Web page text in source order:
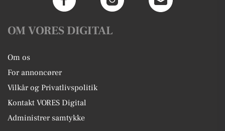
OM VORES DIGITAL
Om os
For annoncører
Vilkår og Privatlivspolitik
Kontakt VORES Digital
Administrer samtykke